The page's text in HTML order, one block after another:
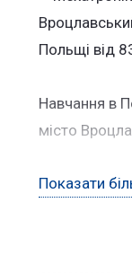
Польщі від
Навчання в
місто
Показати